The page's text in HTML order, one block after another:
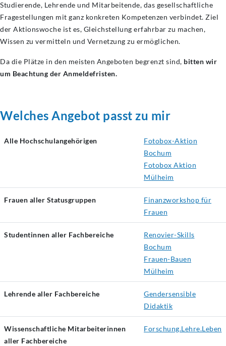
Studierende, Lehrende und Mitarbeitende, das gesellschaftliche
Fragestellungen mit ganz konkreten Kompetenzen verbindet. Ziel
der Aktionswoche ist es, Gleichstellung erfahrbar zu machen,
Wissen zu vermitteln und Vernetzung zu ermöglichen.
Da die Plätze in den meisten Angeboten begrenzt sind, bitten wir
um Beachtung der Anmeldefristen.
Welches Angebot passt zu mir
Alle Hochschulangehörigen
Fotobox-Aktion
Bochum
Fotobox Aktion
Mülheim
Frauen aller Statusgruppen
Finanzworkshop für
Frauen
Studentinnen aller Fachbereiche
Renovier-Skills
Bochum
Frauen-Bauen
Mülheim
Lehrende aller Fachbereiche
Gendersensible
Didaktik
Wissenschaftliche Mitarbeiterinnen
aller Fachbereiche
Forschung.Lehre.Leben